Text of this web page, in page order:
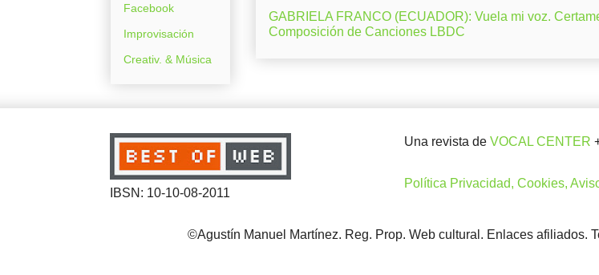
GABRIELA FRANCO (ECUADOR): Vuela mi voz.
Composición de Canciones LBDC
Facebook
Improvisación
Creativ. & Música
IBSN: 10-10-08-2011
Una revista de VOCAL CENTER
Política Privacidad, Cookies,
©Agustín Manuel Martínez. Reg. Prop. Web cultural. Enlaces afiliados.